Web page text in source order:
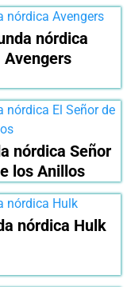
nórdica
Avengers
nórdica Señor
los Anillos
nórdica Hulk